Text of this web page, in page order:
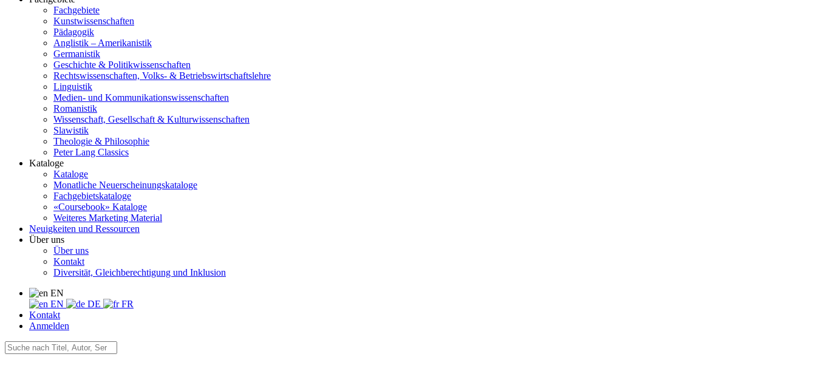
Fachgebiete
Kunstwissenschaften
Pädagogik
Anglistik – Amerikanistik
Germanistik
Geschichte & Politikwissenschaften
Rechtswissenschaften, Volks- & Betriebswirtschaftslehre
Linguistik
Medien- und Kommunikationswissenschaften
Romanistik
Wissenschaft, Gesellschaft & Kulturwissenschaften
Slawistik
Theologie & Philosophie
Peter Lang Classics
Kataloge
Kataloge
Monatliche Neuerscheinungskataloge
Fachgebietskataloge
«Coursebook» Kataloge
Weiteres Marketing Material
Neuigkeiten und Ressourcen
Über uns
Über uns
Kontakt
Diversität, Gleichberechtigung und Inklusion
EN
EN
DE
FR
Kontakt
Anmelden